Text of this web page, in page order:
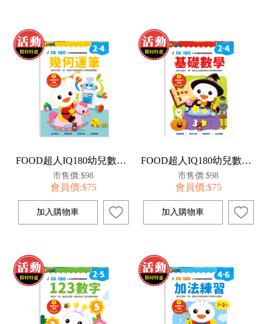
FOOD超人IQ180幼兒數學訓練遊戲書-幾何運筆
市售價:$98
會員價:$75
FOOD超人IQ180幼兒數學訓練遊戲書-基礎數學
市售價:$98
會員價:$75